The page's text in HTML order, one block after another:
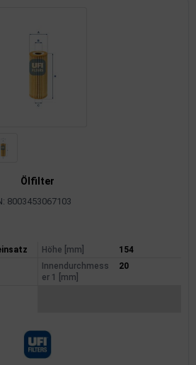
Ölfilter
8003453067103
Höhe [mm]
154
Innendurchmess
er 1 [mm]
20